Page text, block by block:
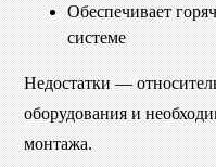
Обеспечивает
системе
Недостатки —
оборудования и
монтажа.